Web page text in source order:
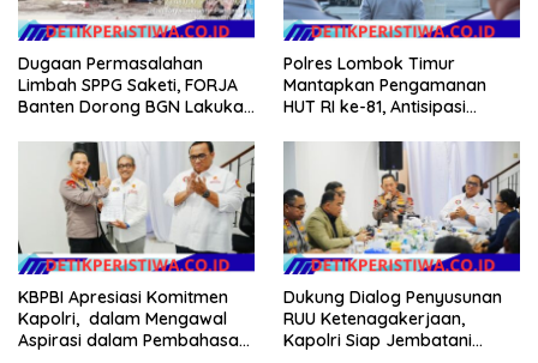
Dugaan Permasalahan
Limbah SPPG Saketi, FORJA
Banten Dorong BGN Lakukan
Polres Lombok Timur
Mantapkan Pengamanan
HUT RI ke-81, Antisipasi
Agenda Kapolri
KBPBI Apresiasi Komitmen
Kapolri, dalam Mengawal
Aspirasi dalam Pembahasan
Dukung Dialog Penyusunan
RUU Ketenagakerjaan,
Kapolri Siap Jembatani